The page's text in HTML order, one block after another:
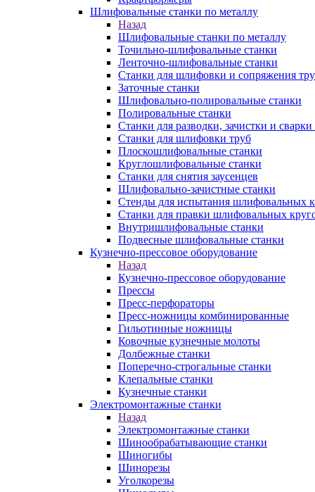
Шлифовальные станки по металлу
Назад
Шлифовальные станки по металлу
Точильно-шлифовальные станки
Ленточно-шлифовальные станки
Станки для шлифовки и сопряжения
Заточные станки
Шлифовально-полировальные станки
Полировальные станки
Станки для разводки, зачистки и сварки
Станки для шлифовки труб
Плоскошлифовальные станки
Круглошлифовальные станки
Станки для снятия заусенцев
Шлифовально-зачистные станки
Стенды для испытания шлифовальных
Станки для правки шлифовальных
Внутришлифовальные станки
Подвесные шлифовальные станки
Кузнечно-прессовое оборудование
Назад
Кузнечно-прессовое оборудование
Прессы
Пресс-перфораторы
Пресс-ножницы комбинированные
Гильотинные ножницы
Ковочные кузнечные молоты
Долбежные станки
Поперечно-строгальные станки
Клепальные станки
Кузнечные станки
Электромонтажные станки
Назад
Электромонтажные станки
Шинообрабатывающие станки
Шиногибы
Шинорезы
Уголкорезы